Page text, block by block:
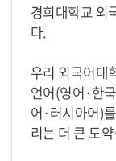
경희대학교 외
다.
우리 외국어대
언어(영어·한
어·러시아어)
리는 더 큰 도